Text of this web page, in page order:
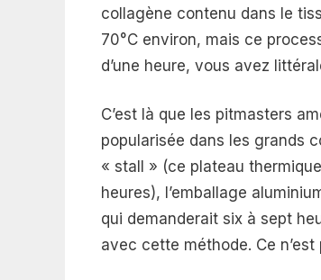
collagène contenu dans le
70°C environ, mais ce
d’une heure, vous avez
C’est là que les pitmasters
popularisée dans les grands
« stall » (ce plateau
heures), l’emballage
qui demanderait six à sept
avec cette méthode. Ce